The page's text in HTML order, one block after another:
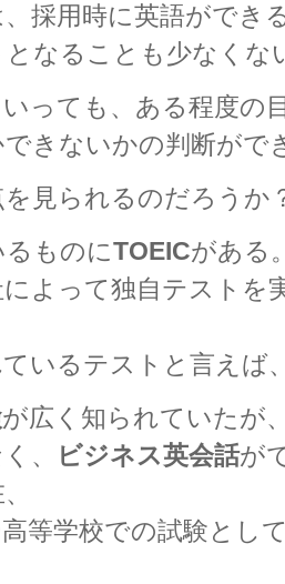
採用時に英語ができ
なることも少なくな
っても、ある程度の
きないかの判断がで
見られるのだろうか
ものにTOEICがある
よって独自テストを
いるテストと言えば
が広く知られていたが
、
ビジネス英会話が
等学校での試験とし